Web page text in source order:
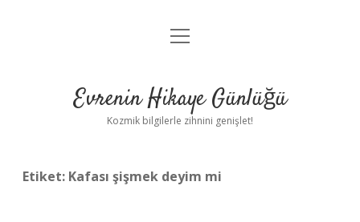
Anasayfa
Yasal Uyarı
menüyü
Evrenin Hikaye Günlüğü
Kozmik bilgilerle zihnini genişlet!
Etiket: Kafası şişmek deyim mi